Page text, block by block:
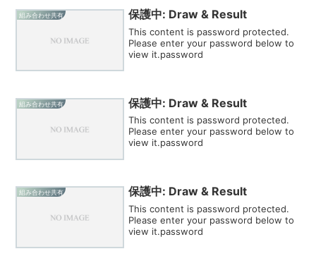
組み合わせ共有 保護中: Draw & Result
This content is password protected.
Please enter your password below to
view it.password
組み合わせ共有 保護中: Draw & Result
This content is password protected.
Please enter your password below to
view it.password
組み合わせ共有 保護中: Draw & Result
This content is password protected.
Please enter your password below to
view it.password